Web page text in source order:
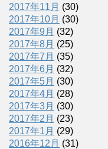
2017年11月 (30)
2017年10月 (30)
2017年9月 (32)
2017年8月 (25)
2017年7月 (35)
2017年6月 (32)
2017年5月 (30)
2017年4月 (28)
2017年3月 (30)
2017年2月 (23)
2017年1月 (29)
2016年12月 (31)